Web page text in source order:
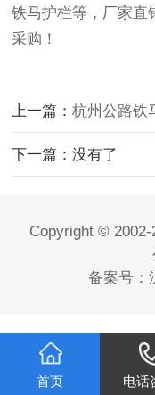
铁马护栏等，厂家直
采购！
上一篇：杭州公路铁马护栏-
下一篇：没有了
Copyright ©
备案号：
首页 电话